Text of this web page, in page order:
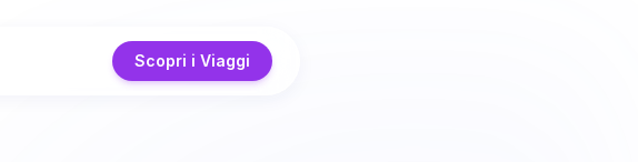
Scopri i Viaggi